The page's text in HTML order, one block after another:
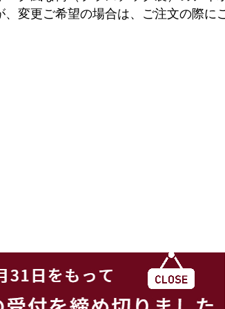
変更ご希望の場合は、ご注文の際に